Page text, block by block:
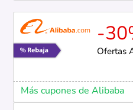
-
Ofertas
Más cupones de Alibaba